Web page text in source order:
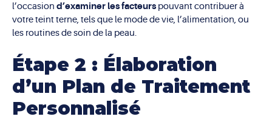
l’occasion d’examiner les facteurs pouvant contribuer à
votre teint terne, tels que le mode de vie, l’alimentation, ou
les routines de soin de la peau.
Étape 2 : Élaboration
d’un Plan de Traitement
Personnalisé